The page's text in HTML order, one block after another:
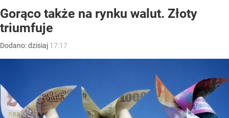
Gorąco także na rynku walut. Złoty
triumfuje
Dodano:dzisiaj 17:17